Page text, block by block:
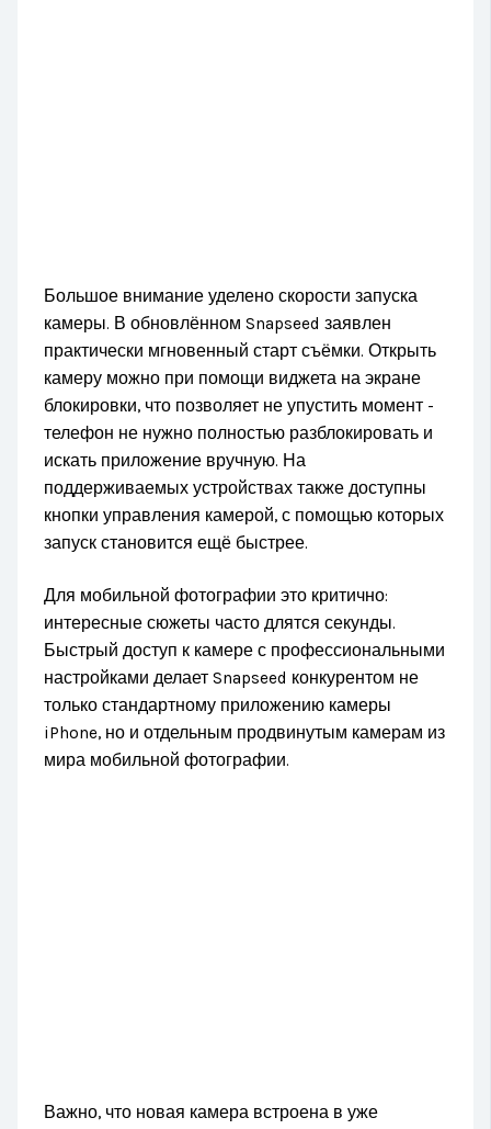
Большое внимание уделено скорости запуска
камеры. В обновлённом Snapseed заявлен
практически мгновенный старт съёмки. Открыть
камеру можно при помощи виджета на экране
блокировки, что позволяет не упустить момент -
телефон не нужно полностью разблокировать и
искать приложение вручную. На
поддерживаемых устройствах также доступны
кнопки управления камерой, с помощью которых
запуск становится ещё быстрее.
Для мобильной фотографии это критично:
интересные сюжеты часто длятся секунды.
Быстрый доступ к камере с профессиональными
настройками делает Snapseed конкурентом не
только стандартному приложению камеры
iPhone, но и отдельным продвинутым камерам из
мира мобильной фотографии.
Важно, что новая камера встроена в уже